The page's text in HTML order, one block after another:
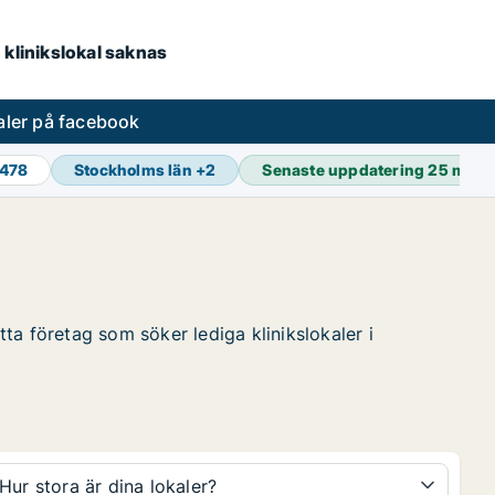
saknas
på facebook
Stockholms län +2 Senaste uppdatering25 min
företag som söker lediga klinikslokaler i
Hur stora är dina lokaler?